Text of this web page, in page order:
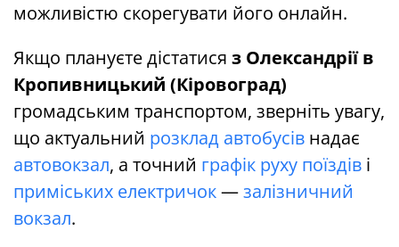
можливістю скорегувати його онлайн.
Якщо плануєте дістатися з Олександрії в
Кропивницький (Кіровоград)
громадським транспортом, зверніть увагу,
що актуальний розклад автобусів надає
автовокзал, а точний графік руху поїздів і
приміських електричок—залізничний
вокзал.